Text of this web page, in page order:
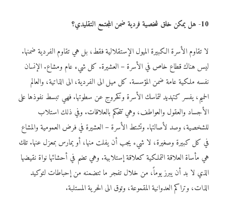
10- هل يمكن خلق شخصية فردية ضمن المجتمع التقليدي؟
لا تقاوم الأسرة الكبيرة الميول الإستقلالية فقط، بل هي تقاوم الفردية ضمنها.
ليس هناك قطاع خاص في الأسرة – العشيرة. كل شيء عام ومشاع. الإنسان
نفسه ملكية عامة ضمن المؤسسة. كل ميل الى الفردية، الى الذاتية، والعالم
الحميم، يفسر كتهديد لتماسك الأسرة وكخروج عن سطوتها. فهي تبسط نفوذها على
الأجساد والعقول والعواطف، وهي تتحكم بالعلاقات. وفي ذلك استلاب
للشخصية، وصد لأصالتها. وتشتط الأسرة – العشيرة في فرض العمومية والمشاع
في كل كبيرة وصغيرة، لا شيء يجب أن يفلت منها، أو يمارس بمعزل عنها. تلك
هي مأساة العلاقة التملكية كعلاقة إستلابية. وهي تضم في أحشائها نواة نقيضها
الذي لا بد أن يبرز يوماً، من خلال تفجر ما تتضمنه من إحباطات لتوكيد
الذات، وتراكم العدوانية المقموعة، وتوق الى الحرية المستلبة.